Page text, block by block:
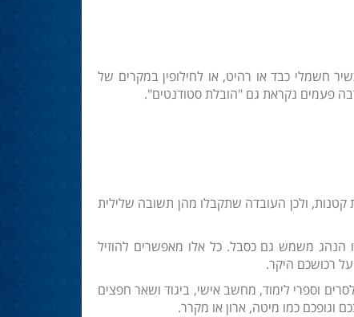
חשמלי כבד או רהיט, או לחילופין במקרים של
פעמים נקראת גם "הובלת סטודנטים".
ולכן העובדה שתקבלו מהן תשובה שלילית
הנהג משמש גם כסבל. כל אלו מאפשרים להוזיל
רכושכם היקר.
וספרי לימוד, מחשב אישי, ביגוד ושאר חפצים
וגופכם כמו מיטה, ארון או מקרר.